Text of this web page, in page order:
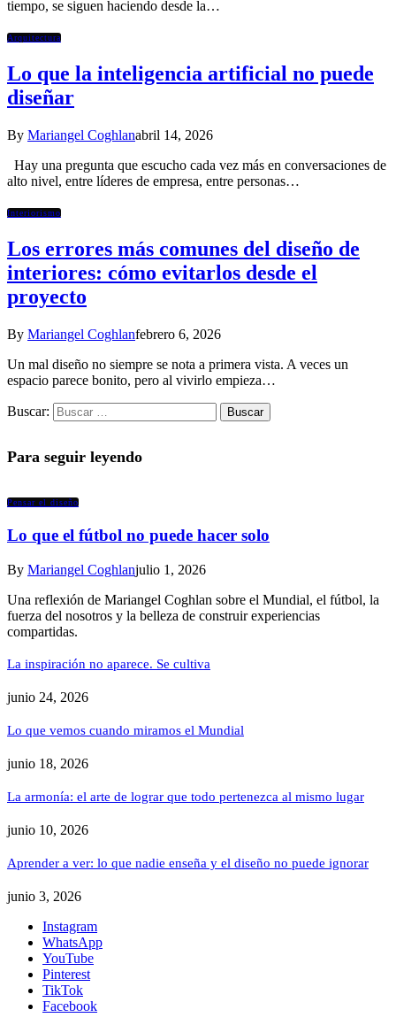
tiempo, se siguen haciendo desde la…
Arquitectura
Lo que la inteligencia artificial no puede
diseñar
By Mariangel Coghlanabril 14, 2026
Hay una pregunta que escucho cada vez más en conversaciones de
alto nivel, entre líderes de empresa, entre personas…
Interiorismo
Los errores más comunes del diseño de
interiores: cómo evitarlos desde el
proyecto
By Mariangel Coghlanfebrero 6, 2026
Un mal diseño no siempre se nota a primera vista. A veces un
espacio parece bonito, pero al vivirlo empieza…
Buscar:
Para seguir leyendo
Pensar el diseño
Lo que el fútbol no puede hacer solo
By Mariangel Coghlanjulio 1, 2026
Una reflexión de Mariangel Coghlan sobre el Mundial, el fútbol, la
fuerza del nosotros y la belleza de construir experiencias
compartidas.
La inspiración no aparece. Se cultiva
junio 24, 2026
Lo que vemos cuando miramos el Mundial
junio 18, 2026
La armonía: el arte de lograr que todo pertenezca al mismo lugar
junio 10, 2026
Aprender a ver: lo que nadie enseña y el diseño no puede ignorar
junio 3, 2026
Instagram
WhatsApp
YouTube
Pinterest
TikTok
Facebook